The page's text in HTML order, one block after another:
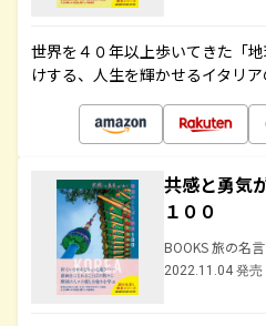
世界を４０年以上歩いてきた「
けする、人生を輝かせるイタリ
共感と勇気
１００
BOOKS 旅の名
2022.11.04 発売